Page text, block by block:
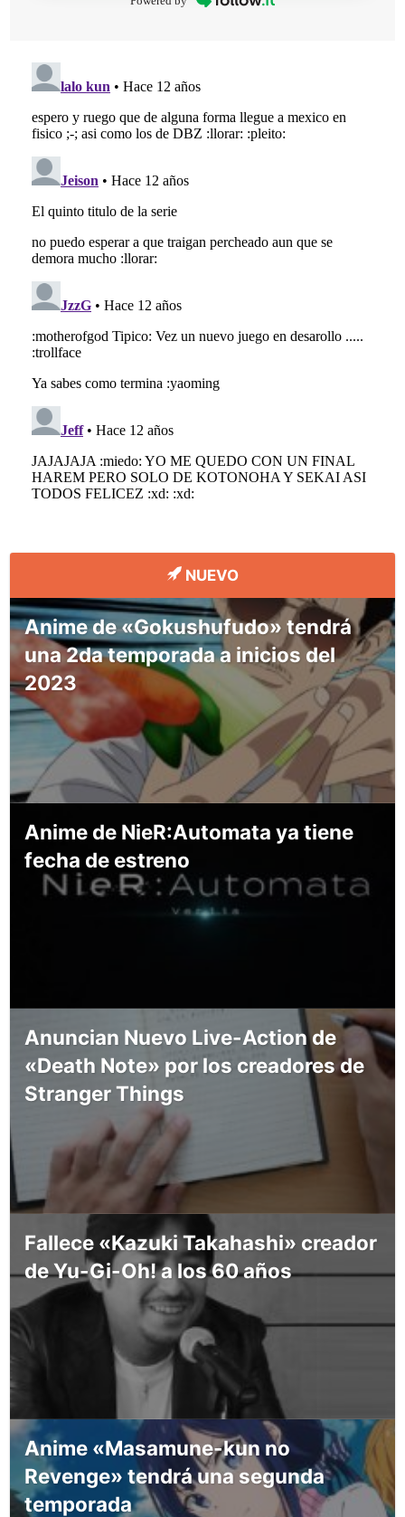
NUEVO
Anime de «Gokushufudo» tendrá
una 2da temporada a inicios del
2023
Anime de NieR:Automata ya tiene
fecha de estreno
Anuncian Nuevo Live-Action de
«Death Note» por los creadores de
Stranger Things
Fallece «Kazuki Takahashi» creador
de Yu-Gi-Oh! a los 60 años
Anime «Masamune-kun no
Revenge» tendrá una segunda
temporada